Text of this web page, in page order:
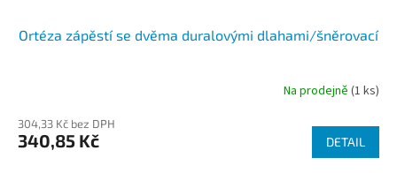
Ortéza zápěstí se dvěma duralovými dlahami/šněrovací
Na prodejně (1 ks)
304,33 Kč bez DPH
340,85 Kč DETAIL